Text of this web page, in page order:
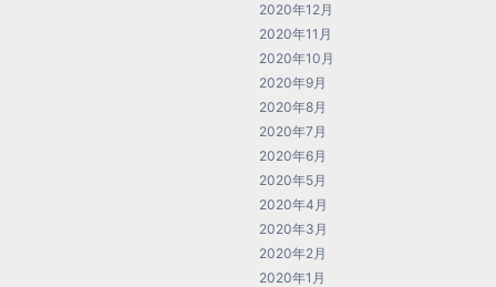
2020年12月
2020年11月
2020年10月
2020年9月
2020年8月
2020年7月
2020年6月
2020年5月
2020年4月
2020年3月
2020年2月
2020年1月